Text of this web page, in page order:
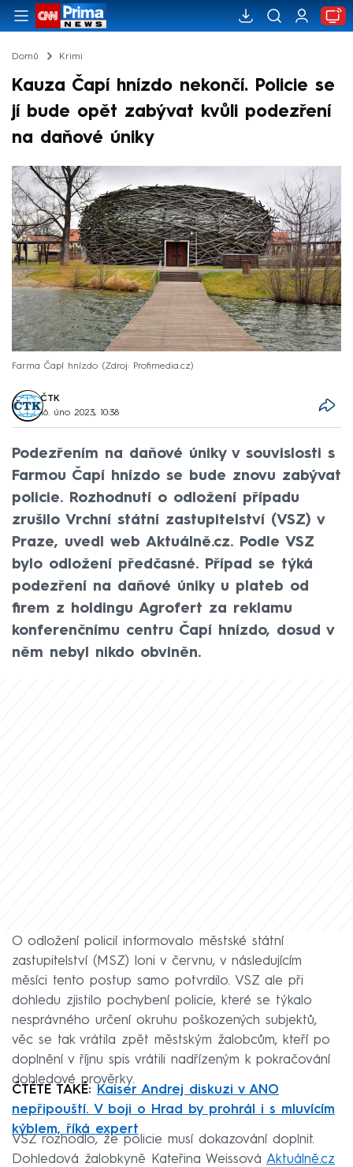
Domů Krimi
Kauza Čapí hnízdo nekončí. Policie se
jí bude opět zabývat kvůli podezření
na daňové úniky
Farma Čapí hnízdo Zdroj: Profimedia.cz
ČTK
16. úno 2023, 10:38
Podezřením na daňové úniky v souvislosti s
Farmou Čapí hnízdo se bude znovu zabývat
policie. Rozhodnutí o odložení případu
zrušilo Vrchní státní zastupitelství (VSZ) v
Praze, uvedl web Aktuálně.cz. Podle VSZ
bylo odložení předčasné. Případ se týká
podezření na daňové úniky u plateb od
firem z holdingu Agrofert za reklamu
konferenčnímu centru Čapí hnízdo, dosud v
něm nebyl nikdo obviněn.
O odložení policií informovalo městské státní
zastupitelství (MSZ) loni v červnu, v následujícím
měsíci tento postup samo potvrdilo. VSZ ale při
dohledu zjistilo pochybení policie, které se týkalo
nesprávného určení okruhu poškozených subjektů,
věc se tak vrátila zpět městským žalobcům, kteří po
doplnění v říjnu spis vrátili nadřízeným k pokračování
dohledové prověrky.
ČTĚTE TAKÉ:
Kaiser Andrej diskuzi v ANO
nepřipouští. V boji o Hrad by prohrál i s mluvícím
kýblem, říká expert
VSZ rozhodlo, že policie musí dokazování doplnit.
Dohledová žalobkyně Kateřina Weissová Aktuálně.cz